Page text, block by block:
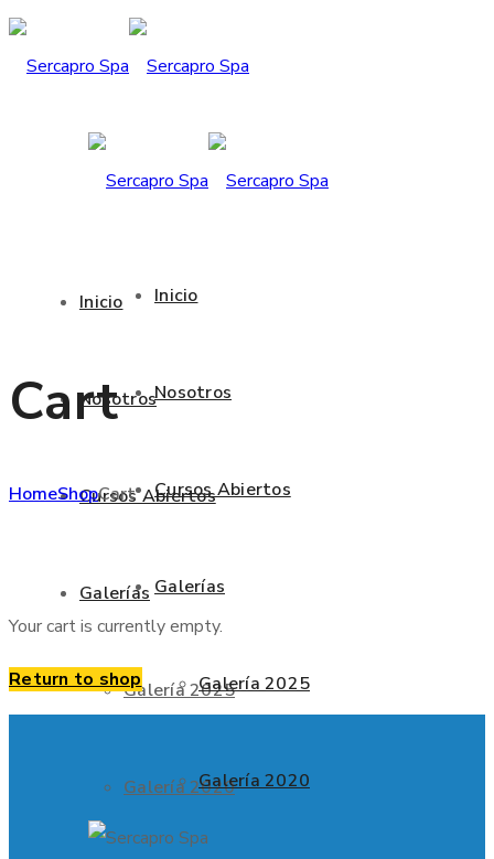
Inicio
Nosotros
Cursos Abiertos
Galerías
Galería 2025
Galería 2020
Inicio
Nosotros
Cursos Abiertos
Galerías
Galería 2025
Galería 2020
Cart
HomeShopCart
Your cart is currently empty.
Return to shop